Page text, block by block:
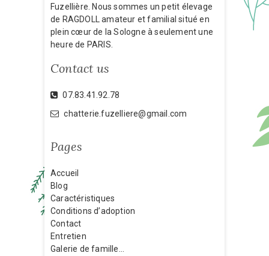
Fuzellière. Nous sommes un petit élevage
de RAGDOLL amateur et familial situé en
plein cœur de la Sologne à seulement une
heure de PARIS.
Contact us
07.83.41.92.78
chatterie.fuzelliere@gmail.com
Pages
Accueil
Blog
Caractéristiques
Conditions d’adoption
Contact
Entretien
Galerie de famille…